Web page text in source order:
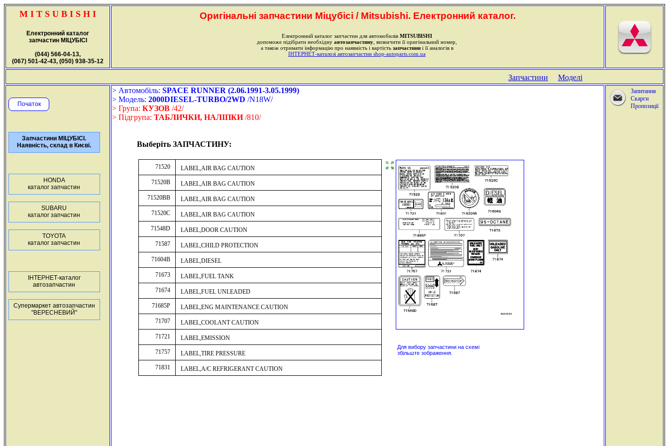
M I T S U B I S H I
Електронний каталог
запчастин МІЦУБІСІ
(044) 566-04-13,
(067) 501-42-43, (050) 938-35-12
Оригінальні запчастини Міцубісі / Mitsubishi. Електронний каталог.
Електронний каталог запчастин для автомобилів MITSUBISHI
допоможе підібрати необхідну автозапчастину , визначити її оригінальний номер,
а також отримати інформацію про наявність і вартість запчастиниі її аналогів в
ІНТЕРНЕТ-каталозі автозапчастин shop-autoparts.com.ua
Запчастини Моделі
Початок
Запчастини МІЦУБІСІ.
Наявність, склад в Києві.
HONDA
каталог запчастин
SUBARU
каталог запчастин
TOYOTA
каталог запчастин
ІНТЕРНЕТ-каталог
автозапчастин
Супермаркет автозапчастин
"ВЕРЕСНЕВИЙ"
> Автомобіль: SPACE RUNNER (2.06.1991-3.05.1999)
> Модель: 2000DIESEL-TURBO/2WD /N18W/
> Група: КУЗОВ /42/
> Підгрупа: ТАБЛИЧКИ, НАЛІПКИ/810/
Выберіть ЗАПЧАСТИНУ:
71520
LABEL,AIR BAG CAUTION
71520B
LABEL,AIR BAG CAUTION
71520BB
LABEL,AIR BAG CAUTION
71520C
LABEL,AIR BAG CAUTION
71548D
LABEL,DOOR CAUTION
71587
LABEL,CHILD PROTECTION
71604B
LABEL,DIESEL
71673
LABEL,FUEL TANK
71674
LABEL,FUEL UNLEADED
71685P
LABEL,ENG MAINTENANCE CAUTION
71707
LABEL,COOLANT CAUTION
71721
LABEL,EMISSION
71757
LABEL,TIRE PRESSURE
71831
LABEL,A/C REFRIGERANT CAUTION
Для вибору запчастини на схемі
збільште зображення.
Запитання
Скарги
Пропозиції